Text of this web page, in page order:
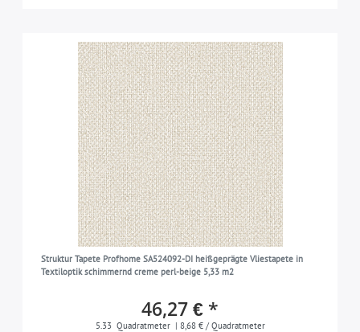
Struktur Tapete Profhome SA524092-DI heißgeprägte Vliestapete in
Textiloptik schimmernd creme perl-beige 5,33 m2
46,27 € *
5.33 Quadratmeter | 8,68 € / Quadratmeter